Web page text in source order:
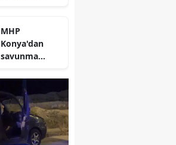
açıklandı
MHP
Konya'dan
savunma
yeni hamle: İlk
toplantı
yapıldı!